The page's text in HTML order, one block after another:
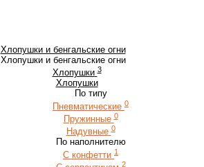
Хлопушки и бенгальские огни
Хлопушки и бенгальские огни
Хлопушки 3
Хлопушки
По типу
Пневматические 0
Пружинные 0
Надувные 0
По наполнителю
С конфетти 1
2